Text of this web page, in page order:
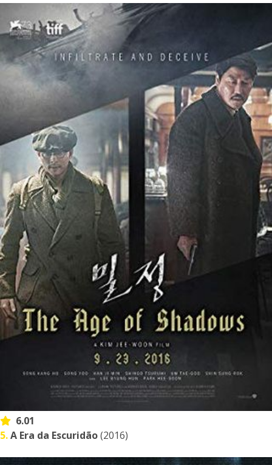
6.01
5.A Era da Escuridão(2016)